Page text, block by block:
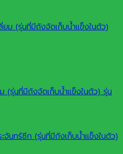
(รุ่นที่มีถังจัดเก็บน้ำแข็งในตัว) รุ่น